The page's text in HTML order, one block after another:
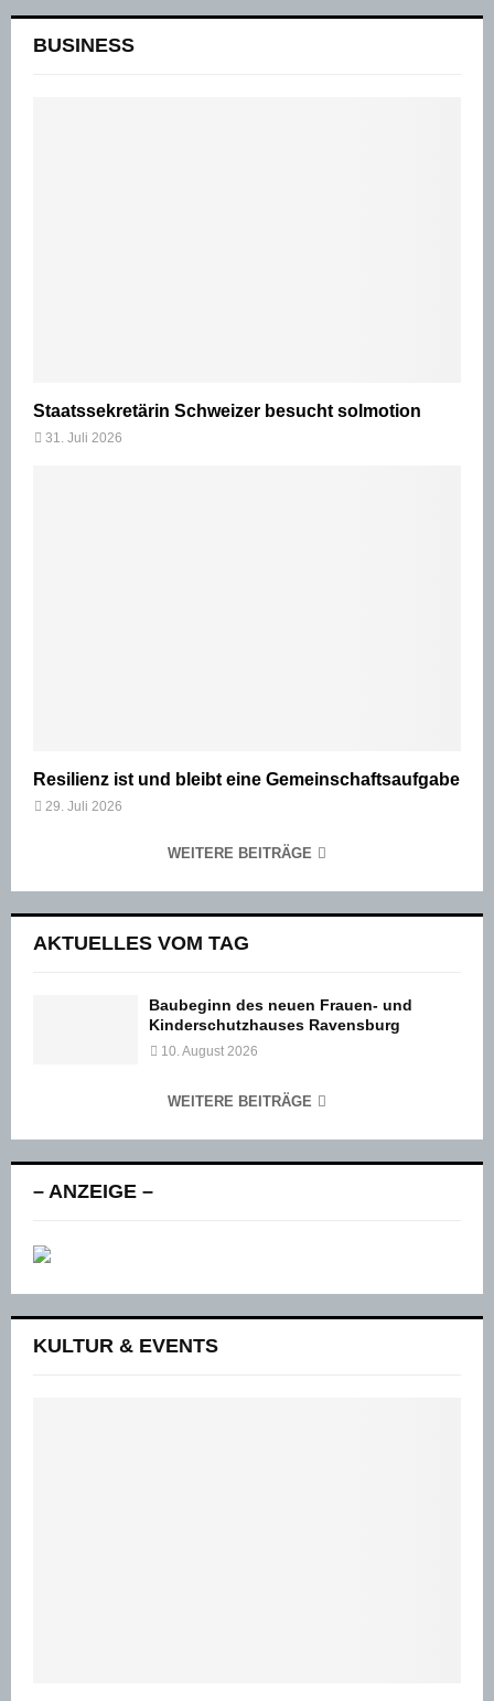
BUSINESS
Staatssekretärin Schweizer besucht solmotion
31. Juli 2026
Resilienz ist und bleibt eine Gemeinschaftsaufgabe
29. Juli 2026
WEITERE BEITRÄGE
AKTUELLES VOM TAG
Baubeginn des neuen Frauen- und
Kinderschutzhauses Ravensburg
10. August 2026
WEITERE BEITRÄGE
– ANZEIGE –
KULTUR & EVENTS